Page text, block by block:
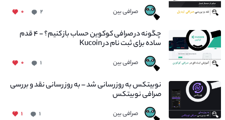
صرافی بین ۲ ۰
چگونه در صرافی کوکوین حساب باز کنیم؟ - ۴ قدم
ساده برای ثبت نام در Kucoin
صرافی بین ۱ ۰
نوبیتکس به روزرسانی شد – به روز رسانی نقد و بررسی
صرافی نوبیتکس
صرافی بین ۱ ۱